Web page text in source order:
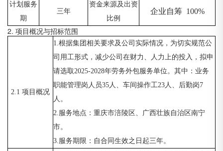
计划服务
期
三年
资金来源及出资
比例
企业自筹100%
2. 项目概况与招标范围
2.1 项目概况
1.根据集团相关要求及公司实际情况，为切实规范公
司用工形式，减少公司在财力、人力上的投入，拟申
请选取2025-2028年劳务外包服务单位。其中：业务
职能管理岗人员35人、车间操作工23人、后勤岗7
人。
2.服务地点：重庆市涪陵区、广西壮族自治区南宁
市。
3.服务期限：自合同生效之日起三年。